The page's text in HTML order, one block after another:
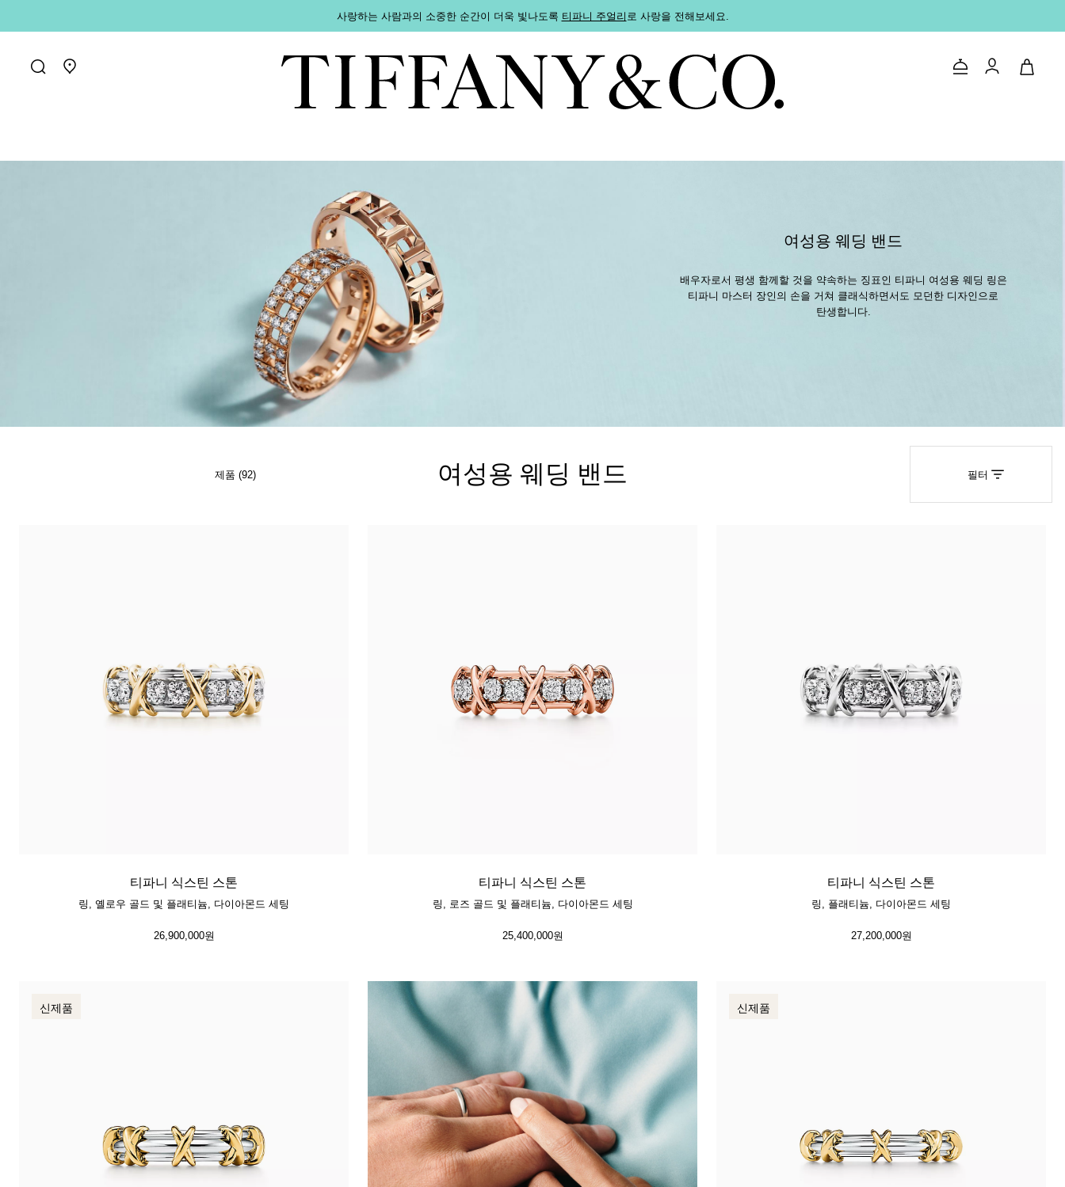
사랑하는 사람과의 소중한 순간이 더욱 빛나도록 티파니 주얼리로 사랑을 전해보세요.
매장 찾기로 가기 문의하기로그인
티파니™ 세팅
티파니 다이아몬드 전문가와의 티파니 다이아몬드 가이드 를 확인해보세요
여성용 웨딩 밴드
배우자로서 평생 함께할 것을 약속하는 징표인 티파니 여성용 웨딩 링은
티파니 마스터 장인의 손을 거쳐 클래식하면서도 모던한 디자인으로
탄생합니다.
제품 (92) 여성용 웨딩 밴드 필터
티파니 식스틴 스톤
링, 옐로우 골드 및 플래티늄, 다이아몬드 세팅
26,900,000원
티파니 식스틴 스톤
링, 로즈 골드 및 플래티늄, 다이아몬드 세팅
25,400,000원
티파니 식스틴 스톤
링, 플래티늄, 다이아몬드 세팅
27,200,000원
신제품 신제품